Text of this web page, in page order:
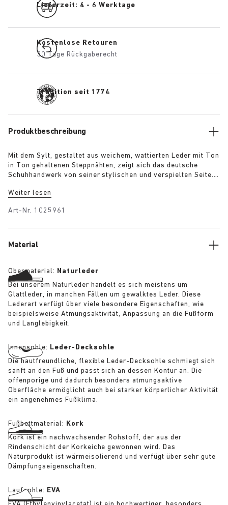
Lieferzeit: 4 - 6 Werktage
Kostenlose Retouren
30 Tage Rückgaberecht
Tradition seit 1774
Produktbeschreibung
Mit dem Sylt, gestaltet aus weichem, wattierten Leder mit Ton
in Ton gehaltenen Steppnähten, zeigt sich das deutsche
Schuhhandwerk von seiner stylischen und verspielten Seite.
verfügt über einen verstellbaren Riemen sowie unser in
seiner chicen und eleganten Optik begeistert der Sylt die
Weiter lesen
Art-Nr. 1025961
Material
Obermaterial: Naturleder
Bei unserem Naturleder handelt es sich meistens um
Glattleder, in manchen Fällen um gewalktes Leder. Diese
Lederart verfügt über viele besondere Eigenschaften, wie
beispielsweise Atmungsaktivität, Anpassung an die Fußform
und Langlebigkeit.
Innensohle: Leder-Decksohle
Die hautfreundliche, flexible Leder-Decksohle schmiegt sich
sanft an den Fuß und passt sich an dessen Kontur an. Die
offenporige und dadurch besonders atmungsaktive
Oberfläche ermöglicht auch bei starker körperlicher Aktivität
ein angenehmes Fußklima.
Fußbettmaterial: Kork
Kork ist ein nachwachsender Rohstoff, der aus der
Rindenschicht der Korkeiche gewonnen wird. Das
Naturprodukt ist wärmeisolierend und verfügt über sehr gute
Dämpfungseigenschaften.
Laufsohle: EVA